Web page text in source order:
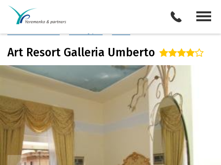
Италия
Art Resort Galleria Umberto